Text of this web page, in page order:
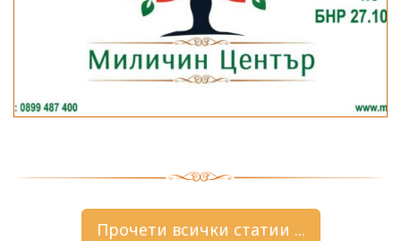
Прочети всички статии ...